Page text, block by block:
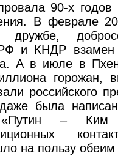
90-х годов
В феврале
и КНДР взамен
А в июле в
горожан,
российского
была
«Путин –
на пользу обеим